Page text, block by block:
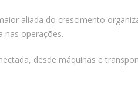
aliada do crescimento
nas operações.
desde máquinas e